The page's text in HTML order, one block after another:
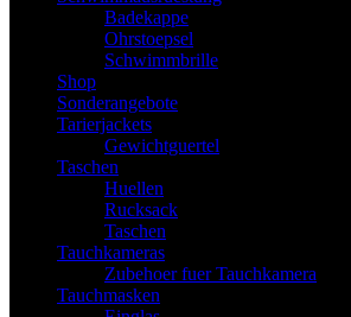
Badekappe
Ohrstoepsel
Schwimmbrille
Shop
Sonderangebote
Tarierjackets
Gewichtguertel
Taschen
Huellen
Rucksack
Taschen
Tauchkameras
Zubehoer fuer Tauchkamera
Tauchmasken